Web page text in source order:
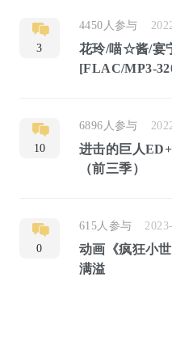
3
4450人参与
花玲/喵☆酱/宴
[FLAC/MP3-
10
6896人参与
进击的巨人
（前三季）
0
615人参与
动画《疯狂小
满溢